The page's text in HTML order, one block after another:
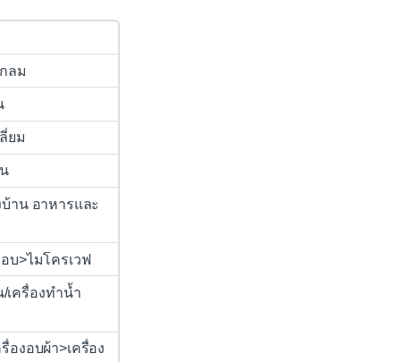
ลม
ยม
าน อาหารและ
บ>ไมโครเวฟ
เครื่องทำน้ำ
องอบผ้า>เครื่อง